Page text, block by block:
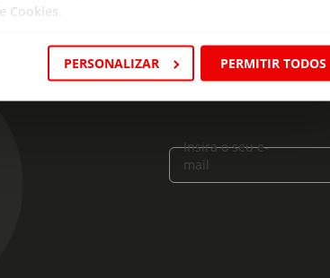
Cookies
PERSONALIZAR PERMITIR TODOS
Insira o seu e-
mail